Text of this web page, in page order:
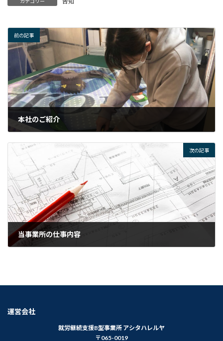
前の記事
本社のご紹介
次の記事
当事業所の仕事内容
運営会社
就労継続支援B型事業所 アシタハレルヤ
〒065-0019